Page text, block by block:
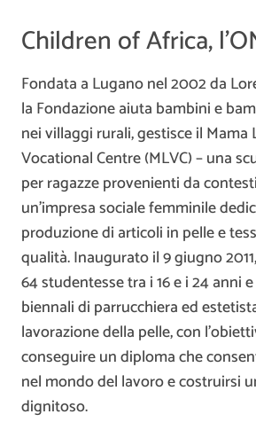
Children of Africa,
Fondata a Lugano nel 2002 da
la Fondazione aiuta bambini e
nei villaggi rurali, gestisce il Mama
Vocational Centre (MLVC) – una
per ragazze provenienti da
un’impresa sociale femminile
produzione di articoli in pelle e
qualità. Inaugurato il 9 giugno
64 studentesse tra i 16 e i 24 anni
biennali di parrucchiera ed
lavorazione della pelle, con
conseguire un diploma che
nel mondo del lavoro e costruirsi
dignitoso.